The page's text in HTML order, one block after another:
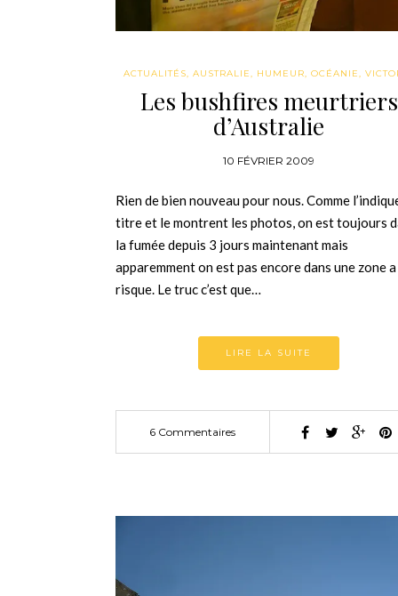
ACTUALITÉS, AUSTRALIE, HUMEUR, OCÉANIE,
Les bushfires meurtriers
d’Australie
10 FÉVRIER 2009
Rien de bien nouveau pour nous. Comme
titre et le montrent les photos, on est toujours
la fumée depuis 3 jours maintenant mais
apparemment on est pas encore dans une zone a
risque. Le truc c’est que…
LIRE LA SUITE
6 Commentaires